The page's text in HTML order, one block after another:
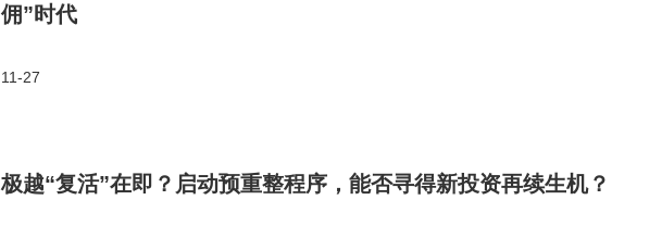
佣”时代
11-27
极越“复活”在即？启动预重整程序，能否寻得新投资再续生机？